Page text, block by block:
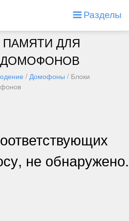
Разделы
ПАМЯТИ ДЛЯ
/Домофоны / Блоки
не обнаружено.